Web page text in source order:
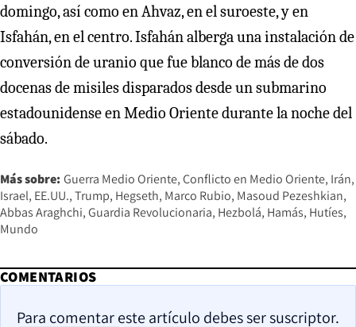
domingo, así como en Ahvaz, en el suroeste, y en
Isfahán, en el centro. Isfahán alberga una instalación de
conversión de uranio que fue blanco de más de dos
docenas de misiles disparados desde un submarino
estadounidense en Medio Oriente durante la noche del
sábado.
Más sobre: Guerra Medio Oriente Conflicto en Medio Oriente Irán
Israel EE.UU. Trump Hegseth Marco Rubio Masoud Pezeshkian
Abbas Araghchi Guardia Revolucionaria Hezbolá Hamás Hutíes
Mundo
COMENTARIOS
Para comentar este artículo debes ser suscriptor.